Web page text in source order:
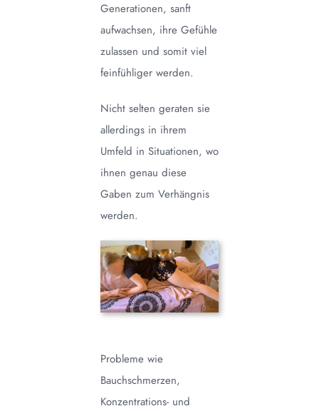
Generationen, sanft
aufwachsen, ihre Gefühle
zulassen und somit viel
feinfühliger werden.
Nicht selten geraten sie
allerdings in ihrem
Umfeld in Situationen, wo
ihnen genau diese
Gaben zum Verhängnis
werden.
Probleme wie
Bauchschmerzen,
Konzentrations- und